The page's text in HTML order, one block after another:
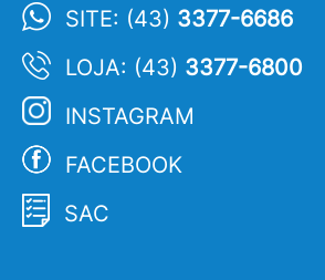
SITE: (43) 3377-6686
LOJA: (43) 3377-6800
INSTAGRAM
FACEBOOK
SAC